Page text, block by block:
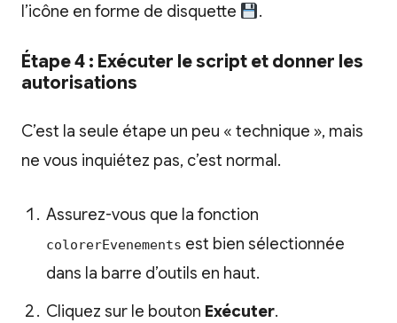
l’icône en forme de disquette
.
Étape 4 : Exécuter le script et donner les
autorisations
C’est la seule étape un peu « technique », mais
ne vous inquiétez pas, c’est normal.
Assurez-vous que la fonction
colorerEvenements est bien sélectionnée
dans la barre d’outils en haut.
Cliquez sur le bouton Exécuter.